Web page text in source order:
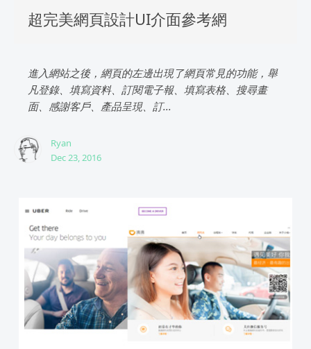
超完美網頁設計UI介面參考網
進入網站之後，網頁的左邊出現了網頁常見的功能，舉
凡登錄、填寫資料、訂閱電子報、填寫表格、搜尋畫
面、感謝客戶、產品呈現、訂...
Ryan
Dec 23, 2016